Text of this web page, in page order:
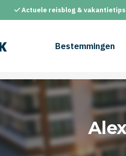
Actuele reisblog & vakantietips
Bestemmingen